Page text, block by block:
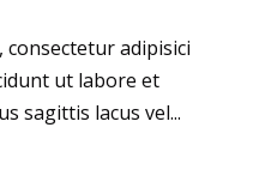
adipisici
ut labore et
sagittis lacus vel...